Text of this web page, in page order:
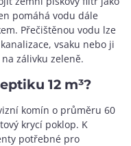
pomáhá vodu dále
Přečištěnou vodu lze
vsaku nebo ji
zálivku zeleně.
12 m³?
komín o průměru 60
krycí poklop. K
potřebné pro